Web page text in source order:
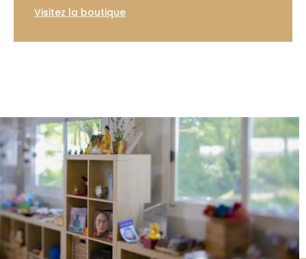
Visitez la boutique